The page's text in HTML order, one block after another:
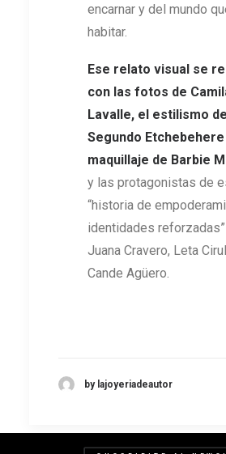
encarnar y del mundo
habitar.
Ese relato visual se
con las fotos de
Lavalle, el estilismo de
Segundo
maquillaje de Barbie
y las protagonistas de
“historia de
identidades
Juana Cravero, Leta
Cande Agüero.
by lajoyeriadeautor